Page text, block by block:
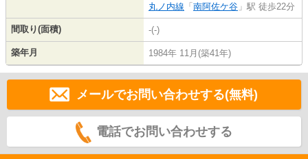
丸ノ内線 「 南阿佐ケ谷 」駅 徒歩22分
間取り(面積) -(-)
築年月 1984年 11月(築41年)
メールでお問い合わせする(無料)
電話でお問い合わせする